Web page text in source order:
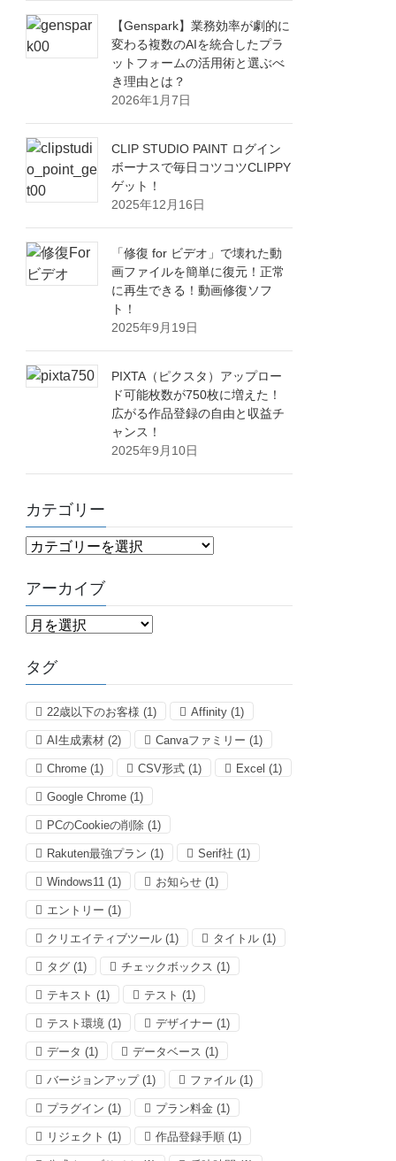
【Genspark】業務効率が劇的に
変わる複数のAIを統合したプラ
ットフォームの活用術と選ぶべ
き理由とは？
2026年1月7日
CLIP STUDIO PAINT ログイン
ボーナスで毎日コツコツCLIPPY
ゲット！
2025年12月16日
「修復 for ビデオ」で壊れた動
画ファイルを簡単に復元！正常
に再生できる！動画修復ソフ
ト！
2025年9月19日
PIXTA（ピクスタ）アップロー
ド可能枚数が750枚に増えた！
広がる作品登録の自由と収益チ
ャンス！
2025年9月10日
カテゴリー
カ
テ
ゴ
リ
ー
アーカイブ
ア
ー
カ
イ
ブ
タグ
22歳以下のお客様 (1) Affinity (1)
AI生成素材 (2) Canvaファミリー (1)
Chrome (1) CSV形式 (1) Excel (1)
Google Chrome (1)
PCのCookieの削除 (1)
Rakuten最強プラン (1) Serif社 (1)
Windows11 (1) お知らせ (1)
エントリー (1)
クリエイティブツール (1) タイトル (1)
タグ (1) チェックボックス (1)
テキスト (1) テスト (1)
テスト環境 (1) デザイナー (1)
データ (1) データベース (1)
バージョンアップ(1) ファイル (1)
プラグイン (1) プラン料金 (1)
リジェクト (1) 作品登録手順 (1)